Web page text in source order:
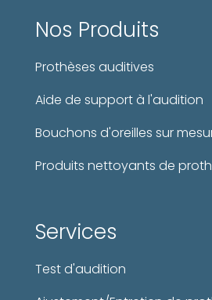
Nos Produits
Prothèses auditives
Aide de support à l'audition
Bouchons d'oreilles sur
Produits nettoyants de
Services
Test d'audition